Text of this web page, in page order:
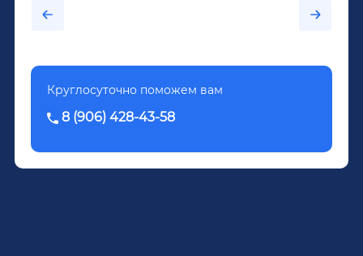
было назначено кодирование по методу
Довженко.
Круглосуточно поможем вам
8 (906) 428-43-58